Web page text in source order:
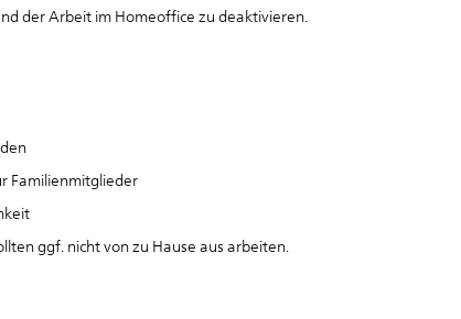
der Arbeit im Homeoffice zu deaktivieren.
Familienmitglieder
ggf. nicht von zu Hause aus arbeiten.